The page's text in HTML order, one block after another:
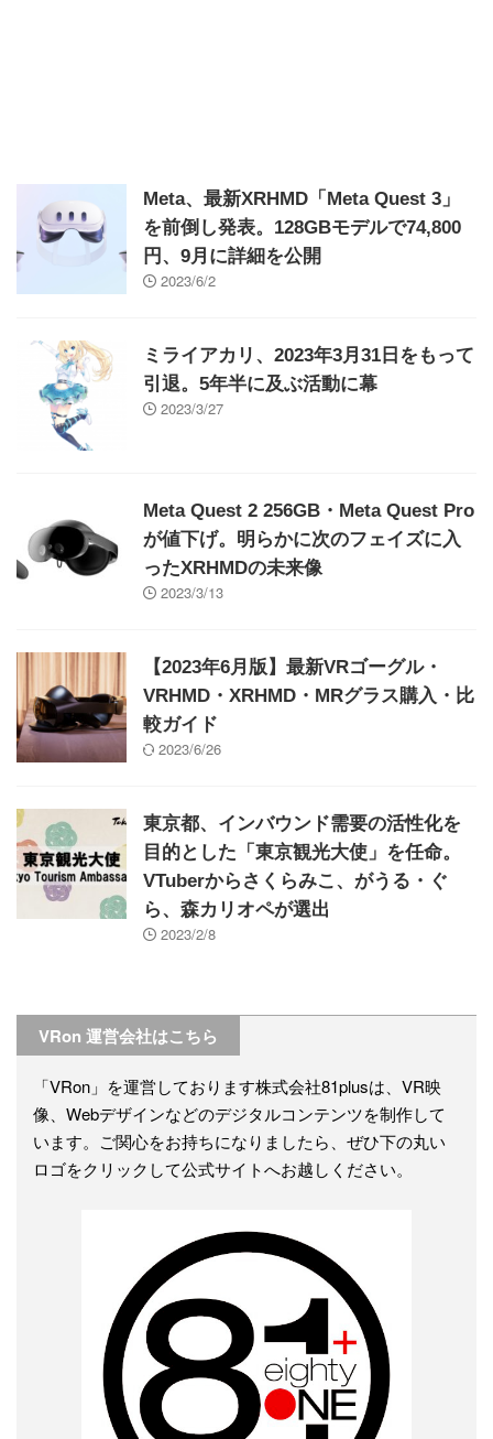
Meta、最新XRHMD「Meta Quest 3」
を前倒し発表。128GBモデルで74,800
円、9月に詳細を公開
2023/6/2
ミライアカリ、2023年3月31日をもって
引退。5年半に及ぶ活動に幕
2023/3/27
Meta Quest 2 256GB・Meta Quest Pro
が値下げ。明らかに次のフェイズに入
ったXRHMDの未来像
2023/3/13
【2023年6月版】最新VRゴーグル・
VRHMD・XRHMD・MRグラス購入・比
較ガイド
2023/6/26
東京都、インバウンド需要の活性化を
目的とした「東京観光大使」を任命。
VTuberからさくらみこ、がうる・ぐ
ら、森カリオペが選出
2023/2/8
VRon 運営会社はこちら
「VRon」を運営しております株式会社81plusは、VR映
像、Webデザインなどのデジタルコンテンツを制作して
います。ご関心をお持ちになりましたら、ぜひ下の丸い
ロゴをクリックして公式サイトへお越しください。